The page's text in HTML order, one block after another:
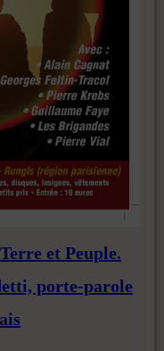
et Peuple.
porte-parole